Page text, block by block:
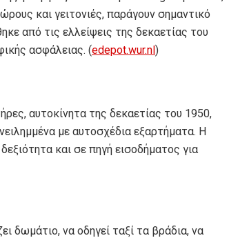
και γειτονιές, παράγουν σημαντικό
από τις ελλείψεις της δεκαετίας του
ασφάλειας. (edepot.wur.nl)
αυτοκίνητα της δεκαετίας του 1950,
με αυτοσχέδια εξαρτήματα. Η
και σε πηγή εισοδήματος για
δωμάτιο, να οδηγεί ταξί τα βράδια, να